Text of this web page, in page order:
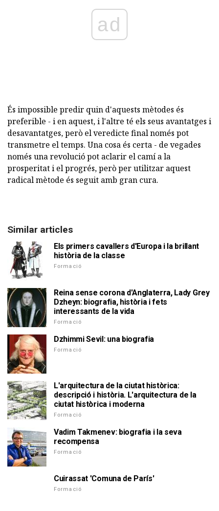
ad
És impossible predir quin d'aquests mètodes és
preferible - i en aquest, i l'altre té els seus avantatges i
desavantatges, però el veredicte final només pot
transmetre el temps. Una cosa és certa - de vegades
només una revolució pot aclarir el camí a la
prosperitat i el progrés, però per utilitzar aquest
radical mètode és seguit amb gran cura.
Similar articles
Els primers cavallers d'Europa i la brillant
història de la classe
Formació
Reina sense corona d'Anglaterra, Lady Grey
Dzheyn: biografia, història i fets
interessants de la vida
Formació
Dzhimmi Sevil: una biografia
Formació
L'arquitectura de la ciutat històrica:
descripció i història. L'arquitectura de la
ciutat històrica i moderna
Formació
Vadim Takmenev: biografia i la seva
recompensa
Formació
Cuirassat 'Comuna de París'
Formació